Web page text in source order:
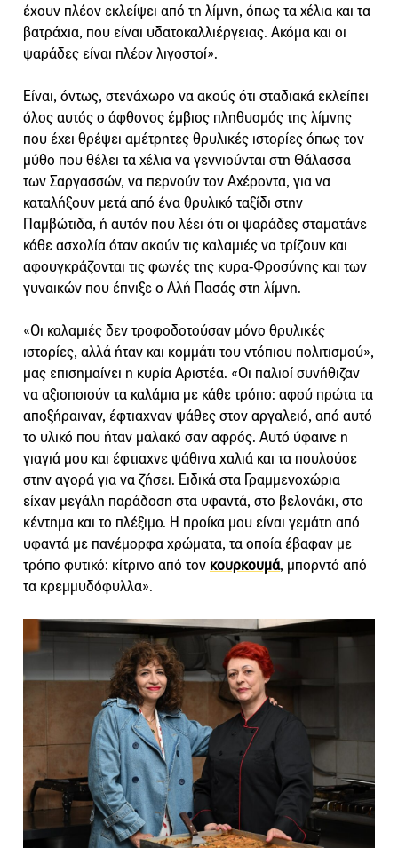
έχουν πλέον εκλείψει από τη λίμνη, όπως τα χέλια και τα
βατράχια, που είναι υδατοκαλλιέργειας. Ακόμα και οι
ψαράδες είναι πλέον λιγοστοί».
Είναι, όντως, στενάχωρο να ακούς ότι σταδιακά εκλείπει
όλος αυτός ο άφθονος έμβιος πληθυσμός της λίμνης
που έχει θρέψει αμέτρητες θρυλικές ιστορίες όπως τον
μύθο που θέλει τα χέλια να γεννιούνται στη Θάλασσα
των Σαργασσών, να περνούν τον Αχέροντα, για να
καταλήξουν μετά από ένα θρυλικό ταξίδι στην
Παμβώτιδα, ή αυτόν που λέει ότι οι ψαράδες σταματάνε
κάθε ασχολία όταν ακούν τις καλαμιές να τρίζουν και
αφουγκράζονται τις φωνές της κυρα-Φροσύνης και των
γυναικών που έπνιξε ο Αλή Πασάς στη λίμνη.
«Οι καλαμιές δεν τροφοδοτούσαν μόνο θρυλικές
ιστορίες, αλλά ήταν και κομμάτι του ντόπιου πολιτισμού»,
μας επισημαίνει η κυρία Αριστέα. «Οι παλιοί συνήθιζαν
να αξιοποιούν τα καλάμια με κάθε τρόπο: αφού πρώτα τα
αποξήραιναν, έφτιαχναν ψάθες στον αργαλειό, από αυτό
το υλικό που ήταν μαλακό σαν αφρός. Αυτό ύφαινε η
γιαγιά μου και έφτιαχνε ψάθινα χαλιά και τα πουλούσε
στην αγορά για να ζήσει. Ειδικά στα Γραμμενοχώρια
είχαν μεγάλη παράδοση στα υφαντά, στο βελονάκι, στο
κέντημα και το πλέξιμο. Η προίκα μου είναι γεμάτη από
υφαντά με πανέμορφα χρώματα, τα οποία έβαφαν με
τρόπο φυτικό: κίτρινο από τον κουρκουμά, μπορντό από
τα κρεμμυδόφυλλα».